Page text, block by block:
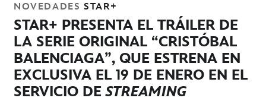
NOVEDADES STAR+
STAR+ PRESENTA EL TRÁILER DE
LA SERIE ORIGINAL “CRISTÓBAL
BALENCIAGA”, QUE ESTRENA EN
EXCLUSIVA EL 19 DE ENERO EN EL
SERVICIO DESTREAMING